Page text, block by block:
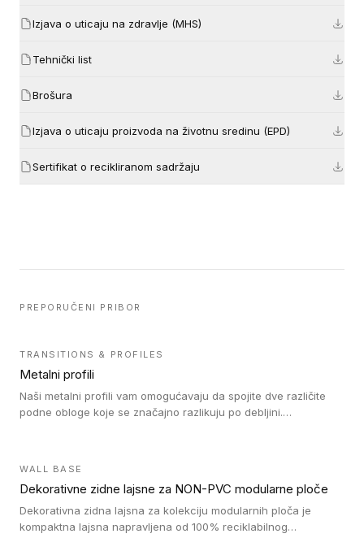
Izjava o uticaju na zdravlje (MHS)
Tehnički list
Brošura
Izjava o uticaju proizvoda na životnu sredinu (EPD)
Sertifikat o recikliranom sadržaju
PREPORUČENI PRIBOR
TRANSITIONS & PROFILES
Metalni profili
Naši metalni profili vam omogućavaju da spojite dve različite
podne obloge koje se značajno razlikuju po debljini.
WALL BASE
Dekorativne zidne lajsne za NON-PVC modularne ploče
Dekorativna zidna lajsna za kolekciju modularnih ploča je
kompaktna lajsna napravljena od 100% reciklabilnog